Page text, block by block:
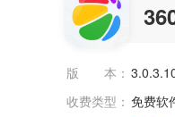
版 本：
收费类型： 免费软